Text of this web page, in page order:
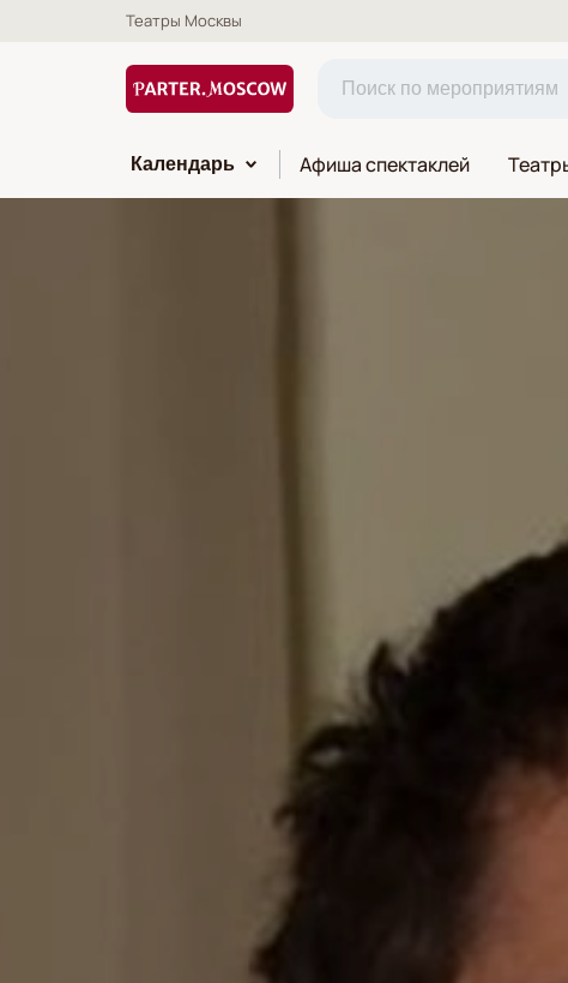
Театры Москвы
Календарь Афиша спектаклей